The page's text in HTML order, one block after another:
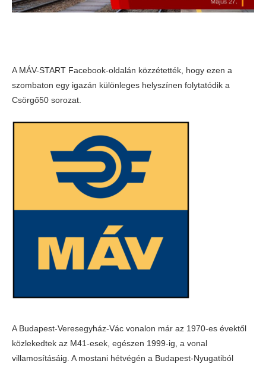
A MÁV-START Facebook-oldalán közzétették, hogy ezen a
szombaton egy igazán különleges helyszínen folytatódik a
Csörgő50 sorozat.
A Budapest-Veresegyház-Vác vonalon már az 1970-es évektől
közlekedtek az M41-esek, egészen 1999-ig, a vonal
villamosításáig. A mostani hétvégén a Budapest-Nyugatiból